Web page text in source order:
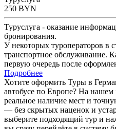
250 BYN
Туруслуга - оказание
бронирования.
У некоторых туроператоров в
транспортное обслуживание.
первую очередь после
Подробнее
Хотите оформить Туры в
автобусе по Европе? На
реальное наличие мест и
— без скрытых наценок и
выберите подходящий тур и